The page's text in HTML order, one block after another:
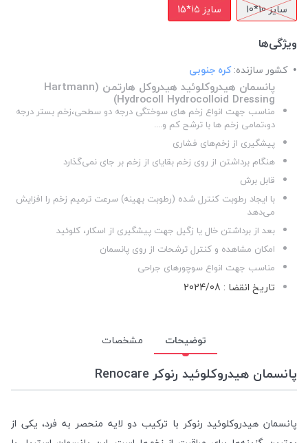
سایز 10*10 سایز 15*15
ویژگی‌ها
کشور سازنده: کره جنوبی
پانسمان هیدروکلوئید هیدروکل هارتمن (Hartmann
Hydrocoll Hydrocolloid Dressing)
مناسب جهت انواع زخم های سوختگی درجه دو سطحی،زخم بستر درجه
دو،تمامی زخم ها با ترشح کم و....
پیشگیری از زخم‌های فشاری
هنگام برداشتن از روی زخم بقایای از زخم بر جای نمی‌گذارد
قابل برش
با ایجاد رطوبت کنترل شده (رطوبت بهینه) سرعت ترمیم زخم را افزایش
می‌دهد
بعد از برداشتن خال یا زگیل جهت پیشگیری از اسکار، کلوئید
امکان مشاهده و کنترل ترشحات از روی پانسمان
مناسب جهت انواع سوچورهای جراحی
تاریخ انقضا : 2024/08
توضیحات مشخصات
پانسمان هیدروکلوئید رنوکر Renocare
پانسمان هیدروکلوئید رنوکر با ترکیب دو لایه منحصر به فرد، یکی از